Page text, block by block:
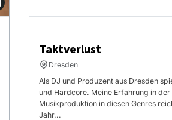
Taktverlust
Dresden
Als DJ und Produzent aus Dresden
und Hardcore. Meine Erfahrung in der
Musikproduktion in diesen Genres
Jahr...